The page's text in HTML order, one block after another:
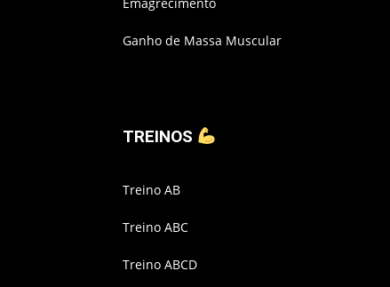
Ganho de Massa Muscular
TREINOS
Treino AB
Treino ABC
Treino ABCD